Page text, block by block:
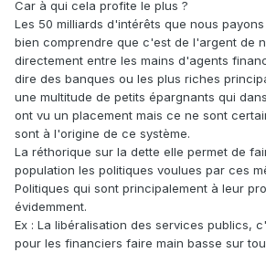
Car à qui cela profite le plus ?
Les 50 milliards d'intérêts que nous
bien comprendre que c'est de l'argent de
directement entre les mains d'agents
dire des banques ou les plus riches
une multitude de petits épargnants qui
ont vu un placement mais ce ne sont
sont à l'origine de ce système.
La réthorique sur la dette elle permet de
population les politiques voulues par ces
Politiques qui sont principalement à leur
évidemment.
Ex : La libéralisation des services publics,
pour les financiers faire main basse sur